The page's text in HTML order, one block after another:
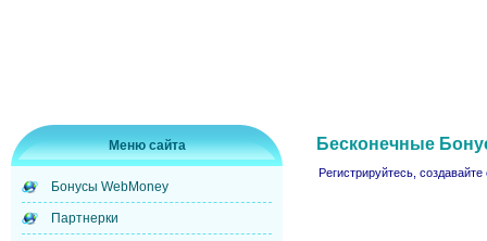
Меню сайта
Бонусы WebMoney
Партнерки
Бесконечные
Регистрируйтесь,